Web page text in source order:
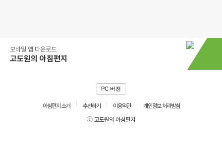
모바일 앱 다운로드
고도원의 아침편지
PC 버전
아침편지 소개 추천하기 이용약관
개인정보 처리방침
ⓒ 고도원의 아침편지